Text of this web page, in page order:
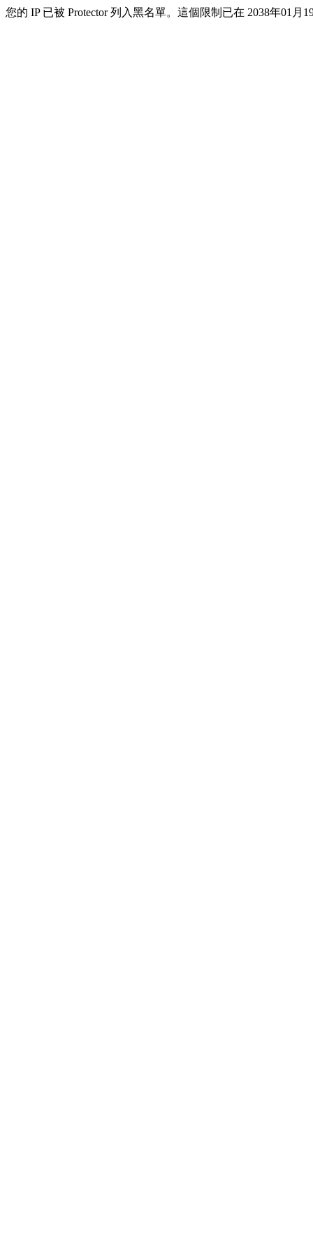
您的 IP 已被 Protector 列入黑名單。這個限制已在 2038年01月